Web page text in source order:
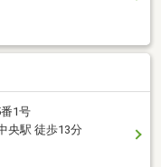
1号
央駅 徒歩13分